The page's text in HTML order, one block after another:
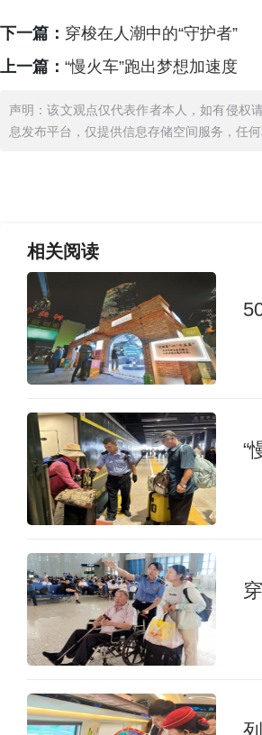
下一篇： 穿梭在人潮中的“守护者”
上一篇： “慢火车”跑出梦想加速度
声明：该文观点仅代表作者本人，如有侵权
息发布平台，仅提供信息存储空间服务，任
相关阅读
“